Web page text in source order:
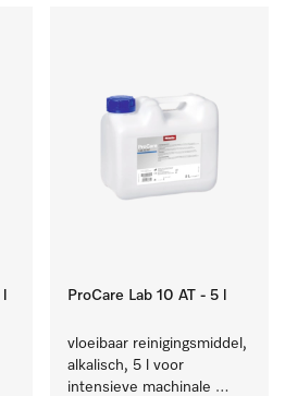
ProCare Lab 10 AT - 5 l
vloeibaar reinigingsmiddel,
alkalisch, 5 l voor
intensieve machinale